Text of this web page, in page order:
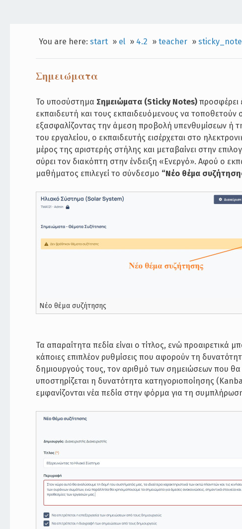
You are here: start » el » 4.2 » teacher »
Σημειώματα
Το υποσύστημα Σημειώματα (Sticky Notes) προσφέρει
εκπαιδευτή και τους εκπαιδευόμενους να
εξασφαλίζοντας την άμεση προβολή υπενθυμίσεων ή
του εργαλείου, ο εκπαιδευτής εισέρχεται στο
μέρος της αριστερής στήλης και μεταβαίνει στην
σύρει τον διακόπτη στην ένδειξη «Ενεργό». Αφού ο
μαθήματος επιλεγεί το σύνδεσμο “Νέο θέμα
Νέο θέμα συζήτησης
Τα απαραίτητα πεδία είναι ο τίτλος, ενώ
κάποιες επιπλέον ρυθμίσεις που αφορούν τη
δημιουργούς τους, τον αριθμό των σημειώσεων που θα
υποστηρίζεται η δυνατότητα κατηγοριοποίησης
εμφανίζονται νέα πεδία στην φόρμα για τη